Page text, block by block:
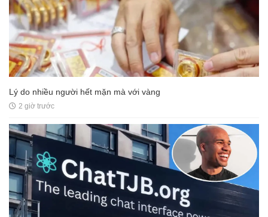
Lý do nhiều người hết mặn mà với vàng
2 giờ trước